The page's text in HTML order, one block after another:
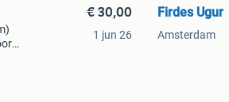
€ 30,00
1 jun 26
Firdes Ugur
Amsterdam